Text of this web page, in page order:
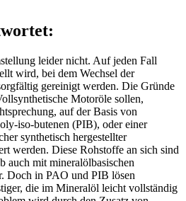
leider nicht. Auf jeden Fall
wird, bei dem Wechsel der
gereinigt werden. Die Gründe
Motoröle sollen,
auf der Basis von
iso-butenen (PIB), oder einer
synthetisch hergestellter
werden. Diese Rohstoffe an sich sind
auch mit mineralölbasischen
Doch in PAO und PIB lösen
die im Mineralöl leicht vollständig